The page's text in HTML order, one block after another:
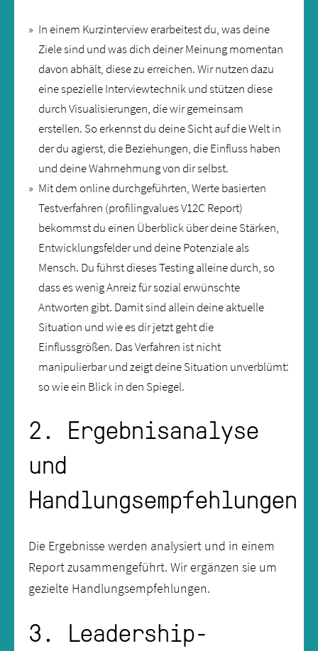
In einem Kurzinterview erarbeitest du, was deine
Ziele sind und was dich deiner Meinung momentan
davon abhält, diese zu erreichen. Wir nutzen dazu
eine spezielle Interviewtechnik und stützen diese
durch Visualisierungen, die wir gemeinsam
erstellen. So erkennst du deine Sicht auf die Welt in
der du agierst, die Beziehungen, die Einfluss haben
und deine Wahrnehmung von dir selbst.
Mit dem online durchgeführten, Werte basierten
Testverfahren (profilingvalues V12C Report)
bekommst du einen Überblick über deine Stärken,
Entwicklungsfelder und deine Potenziale als
Mensch. Du führst dieses Testing alleine durch, so
dass es wenig Anreiz für sozial erwünschte
Antworten gibt. Damit sind allein deine aktuelle
Situation und wie es dir jetzt geht die
Einflussgrößen. Das Verfahren ist nicht
manipulierbar und zeigt deine Situation unverblümt:
so wie ein Blick in den Spiegel.
2. Ergebnisanalyse
und
Handlungsempfehlungen
Die Ergebnisse werden analysiert und in einem
Report zusammengeführt. Wir ergänzen sie um
gezielte Handlungsempfehlungen.
3. Leadership-